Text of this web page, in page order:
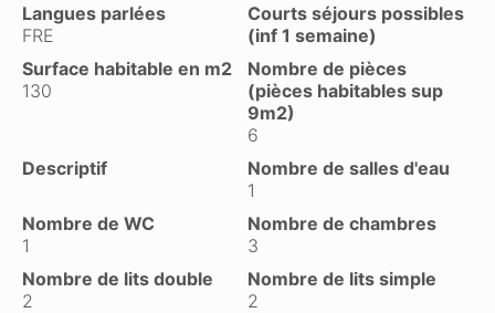
Langues parlées
FRE
Courts séjours possibles
(inf 1 semaine)
Surface habitable en m2
130
Nombre de pièces
(pièces habitables sup
9m2)
6
Descriptif
Nombre de salles d'eau
1
Nombre de WC
1
Nombre de chambres
3
Nombre de lits double
2
Nombre de lits simple
2